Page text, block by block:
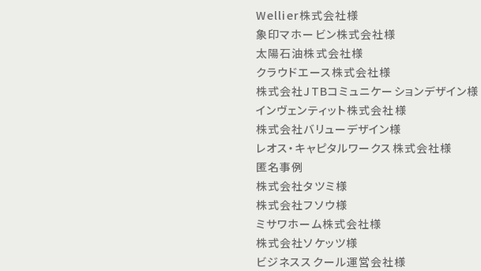
Wellier株式会社様
象印マホービン株式会社様
太陽石油株式会社様
クラウドエース株式会社様
株式会社JTBコミュニケーションデザイン様
インヴェンティット株式会社様
株式会社バリューデザイン様
レオス・キャピタルワークス株式会社様
匿名事例
株式会社タツミ様
株式会社フソウ様
ミサワホーム株式会社様
株式会社ソケッツ様
ビジネススクール運営会社様